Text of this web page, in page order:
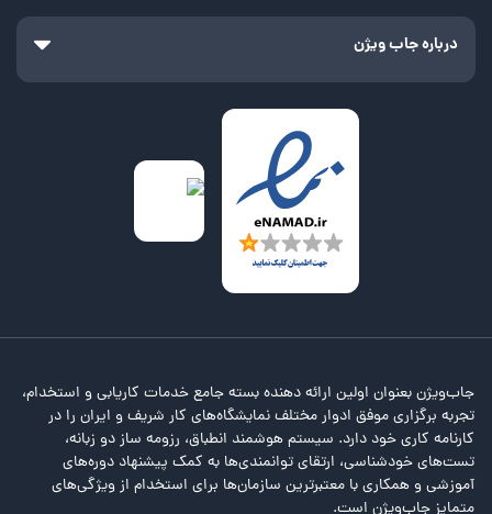
درباره جاب ویژن
جاب‌ویژن بعنوان اولین ارائه دهنده بسته جامع خدمات کاریابی و استخدام،
تجربه برگزاری موفق ادوار مختلف نمایشگاه‌های کار شریف و ایران را در
کارنامه کاری خود دارد. سیستم هوشمند انطباق، رزومه ساز دو زبانه،
تست‌های خودشناسی، ارتقای توانمندی‌ها به کمک پیشنهاد دوره‌های
آموزشی و همکاری با معتبرترین سازمان‌ها برای استخدام از ویژگی‌های
متمایز جاب‌ویژن است.